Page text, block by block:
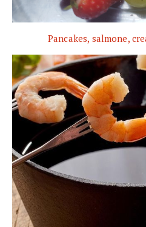
Pancakes, salmone,